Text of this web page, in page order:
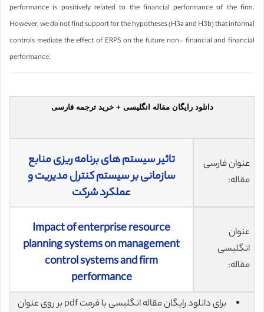
performance is positively related to the financial performance of the firm.
However, we do not find support for the hypotheses (H3a and H3b) that informal
controls mediate the effect of ERPS on the future non- financial and financial
performance.
دانلود رایگان مقاله انگلیسی + خرید ترجمه فارسی
عنوان فارسی
مقاله:
تاثیر سیستم های برنامه ریزی منابع
سازمانی بر سیستم کنترل مدیریت و
عملکرد شرکت
عنوان
انگلیسی
مقاله:
Impact of enterprise resource
planning systems on management
control systems and firm
performance
برای دانلود رایگان مقاله انگلیسی با فرمت pdf بر روی عنوان